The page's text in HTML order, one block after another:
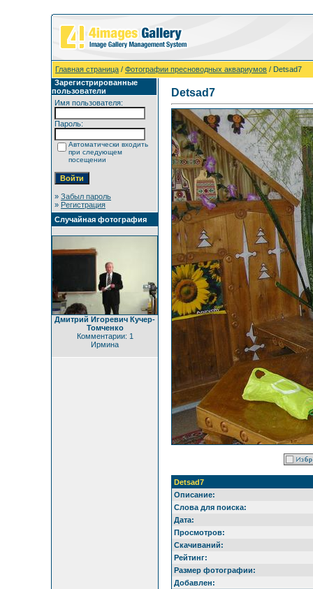
Главная страница / Фотографии пресноводных аквариумов / Detsad7
Зарегистрированные
пользователи
Имя пользователя:
Пароль:
Автоматически входить
при следующем
посещении
» Забыл пароль
» Регистрация
Случайная фотография
Дмитрий Игоревич Кучер-
Томченко
Комментарии: 1
Ирмина
Detsad7
Detsad7
Описание:
Слова для поиска:
Дата:
Просмотров:
Скачиваний:
Рейтинг:
Размер фотографии:
Добавлен: